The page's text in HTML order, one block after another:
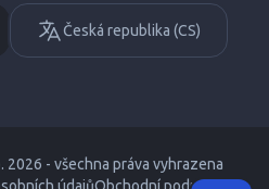
Česká republika (CS)
- všechna práva vyhrazena